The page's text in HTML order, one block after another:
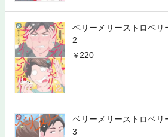
ベリーメリーストロベリ
2
220
ベリーメリーストロベリ
3